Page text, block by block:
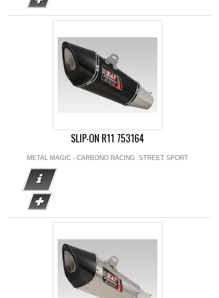
SLIP-ON R11 753164
METAL MAGIC - CARBONO RACING STREET SPORT